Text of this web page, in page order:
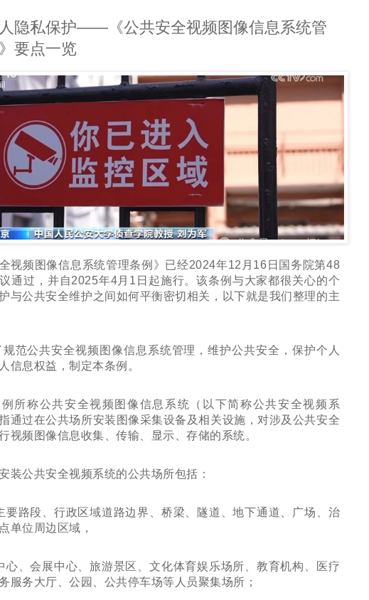
隐私保护——《公共安全视频图像信息系统管
要点一览
全视频图像信息系统管理条例》已经2024年12 月 16 日国务院第48
通过，并自2025年4月 1 日起施行。该条例与大家都很关心的个
与公共安全维护之间如何平衡密切相关，以下就是我们整理的主
范公共安全视频图像信息系统管理，维护公共安全，保护个人
信息权益，制定本条例。
所称公共安全视频图像信息系统（以下简称公共安全视频系
通过在公共场所安装图像采集设备及相关设施，对涉及公共安全
视频图像信息收集、传输、显示、存储的系统。
装公共安全视频系统的公共场所包括：
要路段、行政区域道路边界、桥梁、隧道、地下通道、广场、治
单位周边区域，
心、会展中心、旅游景区、文化体育娱乐场所、教育机构、医疗
服务大厅、公园、公共停车场等人员聚集场所；